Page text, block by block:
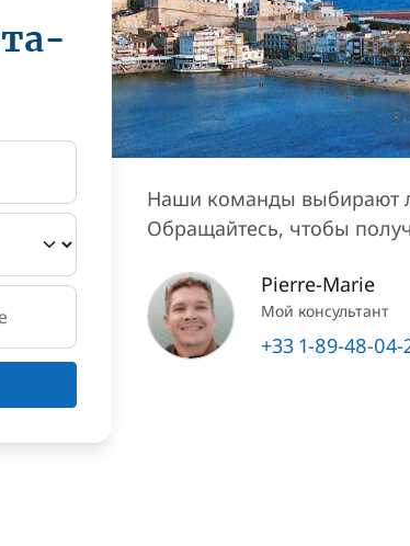
Наши команды выбирают
Обращайтесь, чтобы
Pierre-Marie
Мой консультант
+33 1-89-48-04-